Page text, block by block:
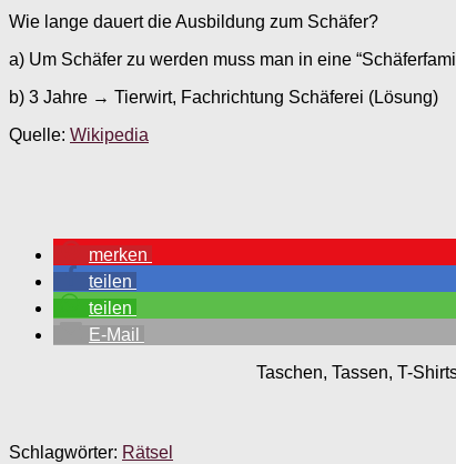
Wie lange dauert die Ausbildung zum Schäfer?
a) Um Schäfer zu werden muss man in eine
b) 3 Jahre → Tierwirt, Fachrichtung Schäferei (Lösung)
Quelle: Wikipedia
merken
teilen
teilen
E-Mail
Taschen, Tassen, T-
Schlagwörter: Rätsel